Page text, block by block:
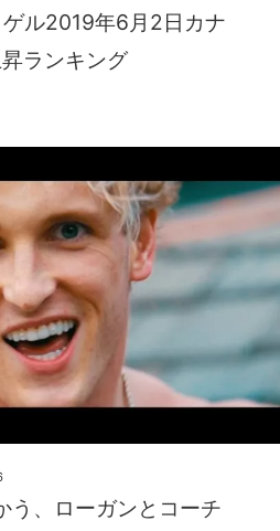
ル2019年6月2日カナ
ランキング
う、ローガンとコーチ